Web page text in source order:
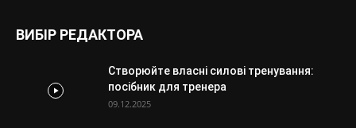
ВИБІР РЕДАКТОРА
Створюйте власні силові тренування:
посібник для тренера
09.12.2025